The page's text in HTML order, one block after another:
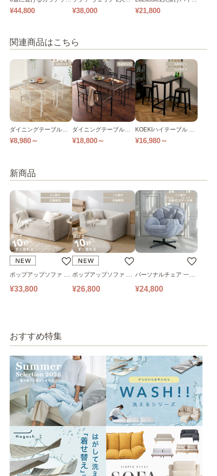
ァ｜ベージュ
¥44,800
け
¥38,000
ックソファ ワイド
¥21,800
関連商品はこちら
ダイニングテーブルセ
ット 2人用 3点セット A
¥8,980～
ダイニングテーブルセ
ット 4人用 5点セット
¥18,800～
KOEKIハイテーブル 3
点セット 全2色
¥16,980～
新商品
ポップアップソファ ソ
ファ フロアソファ 幅14
¥33,800
ポップアップソファ ソ
ファ フロアソファ 幅10
¥26,800
パーソナルチェア 一人
掛けソファ O’HANA ソ
¥24,800
おすすめ特集